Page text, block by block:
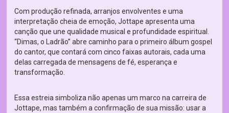
Com produção refinada, arranjos envolventes e uma
interpretação cheia de emoção, Jottape apresenta uma
canção que une qualidade musical e profundidade espiritual.
“Dimas, o Ladrão” abre caminho para o primeiro álbum gospel
do cantor, que contará com cinco faixas autorais, cada uma
delas carregada de mensagens de fé, esperança e
transformação.
Essa estreia simboliza não apenas um marco na carreira de
Jottape, mas também a confirmação de sua missão: usar a